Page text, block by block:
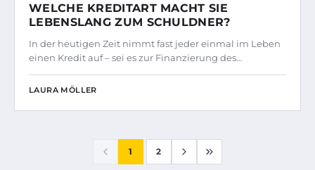
WELCHE KREDITART MACHT SIE
LEBENSLANG ZUM SCHULDNER?
In der heutigen Zeit nimmt fast jeder einmal im Leben
einen Kredit auf – sei es zur Finanzierung des…
LAURA MÖLLER
1 2